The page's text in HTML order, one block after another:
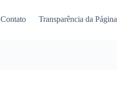
Contato Transparência da Página